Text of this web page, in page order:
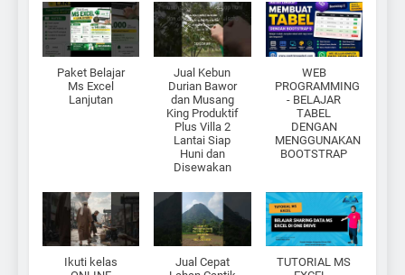
Paket Belajar
Ms Excel
Lanjutan
Jual Kebun
Durian Bawor
dan Musang
King Produktif
Plus Villa 2
Lantai Siap
Huni dan
Disewakan
WEB
PROGRAMMING
- BELAJAR
TABEL
DENGAN
MENGGUNAKAN
BOOTSTRAP
Ikuti kelas
Jual Cepat
TUTORIAL MS